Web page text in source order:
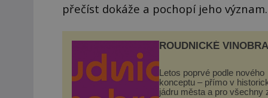
přečíst dokáže a pochopí jeho význam.
ROUDNICKÉ
Letos poprvé podle nového
konceptu – přímo v
jádru města a pro všechny